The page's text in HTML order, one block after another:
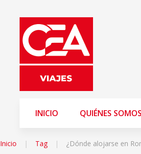
INICIO QUIÉNES SOMOS
Inicio Tag ¿Dónde alojarse en